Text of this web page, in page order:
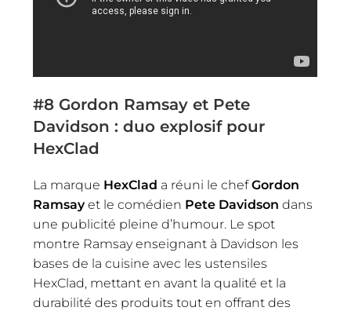
#8 Gordon Ramsay et Pete
Davidson : duo explosif pour
HexClad
La marque HexClad a réuni le chefGordon
Ramsayet le comédien Pete Davidson dans
une publicité pleine d’humour. Le spot
montre Ramsay enseignant à Davidson les
bases de la cuisine avec les ustensiles
HexClad, mettant en avant la qualité et la
durabilité des produits tout en offrant des